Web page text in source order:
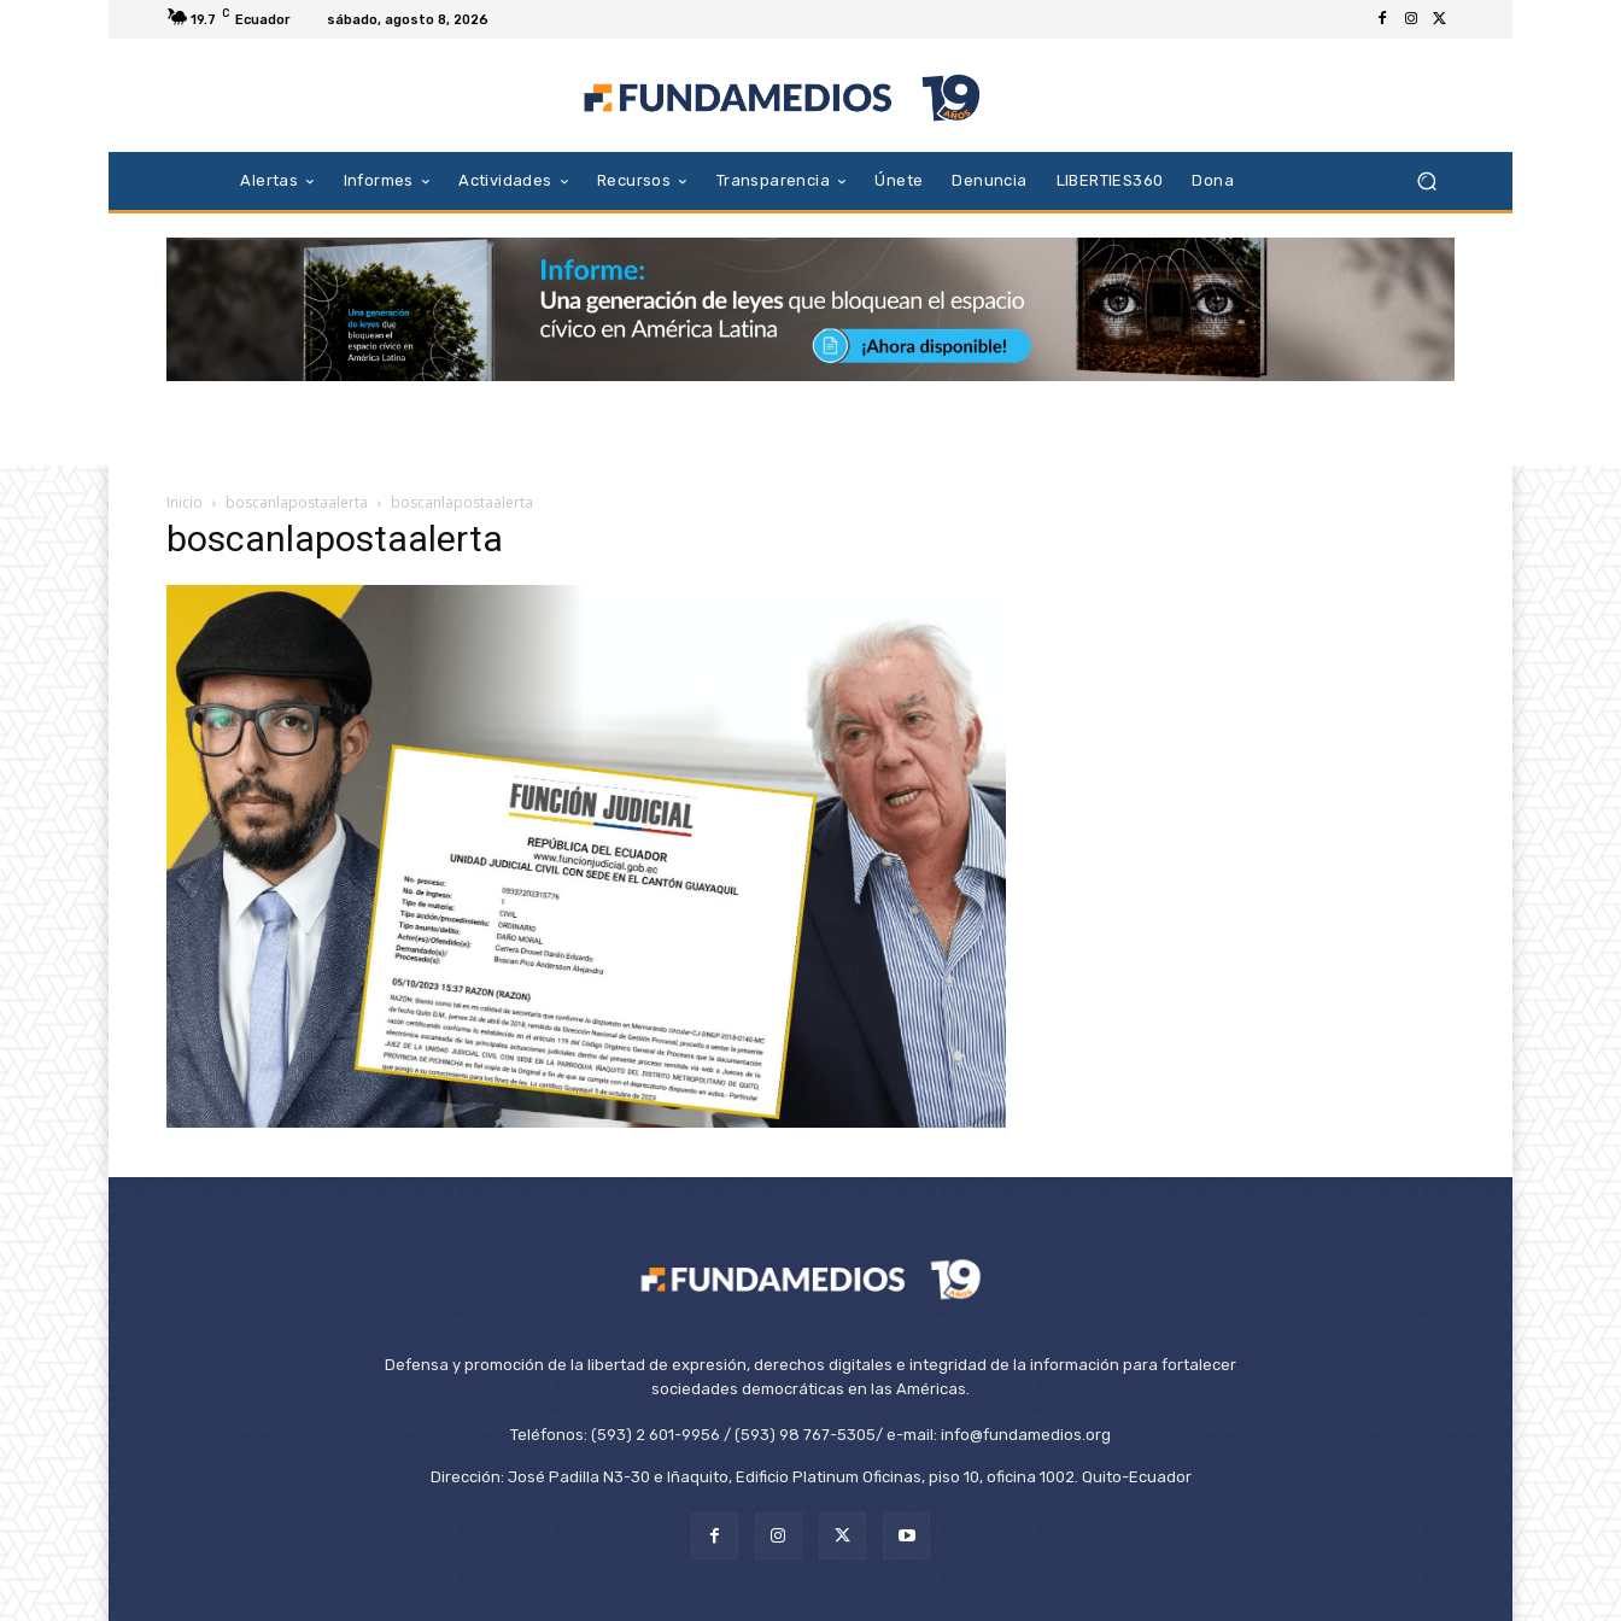
19.7 C Ecuador sábado, agosto 8, 2026
Alertas Informes Actividades Recursos Transparencia Únete Denuncia LIBERTIES360 Dona
Inicio boscanlapostaalerta boscanlapostaalerta
boscanlapostaalerta
Defensa y promoción de la libertad de expresión, derechos digitales e integridad de la información para fortalecer
sociedades democráticas en las Américas.
Teléfonos: (593) 2 601-9956 / (593) 98 767-5305/ e-mail: info@fundamedios.org
Dirección: José Padilla N3-30 e Iñaquito, Edificio Platinum Oficinas, piso 10, oficina 1002. Quito-Ecuador